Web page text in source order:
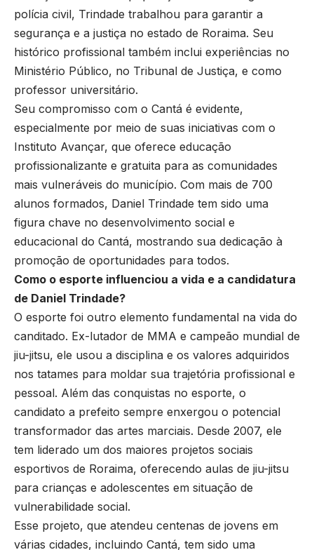
polícia civil, Trindade trabalhou para garantir a
segurança e a justiça no estado de Roraima. Seu
histórico profissional também inclui experiências no
Ministério Público, no Tribunal de Justiça, e como
professor universitário.
Seu compromisso com o Cantá é evidente,
especialmente por meio de suas iniciativas com o
Instituto Avançar, que oferece educação
profissionalizante e gratuita para as comunidades
mais vulneráveis do município. Com mais de 700
alunos formados, Daniel Trindade tem sido uma
figura chave no desenvolvimento social e
educacional do Cantá, mostrando sua dedicação à
promoção de oportunidades para todos.
Como o esporte influenciou a vida e a candidatura
de Daniel Trindade?
O esporte foi outro elemento fundamental na vida do
canditado. Ex-lutador de MMA e campeão mundial de
jiu-jitsu, ele usou a disciplina e os valores adquiridos
nos tatames para moldar sua trajetória profissional e
pessoal. Além das conquistas no esporte, o
candidato a prefeito sempre enxergou o potencial
transformador das artes marciais. Desde 2007, ele
tem liderado um dos maiores projetos sociais
esportivos de Roraima, oferecendo aulas de jiu-jitsu
para crianças e adolescentes em situação de
vulnerabilidade social.
Esse projeto, que atendeu centenas de jovens em
várias cidades, incluindo Cantá, tem sido uma